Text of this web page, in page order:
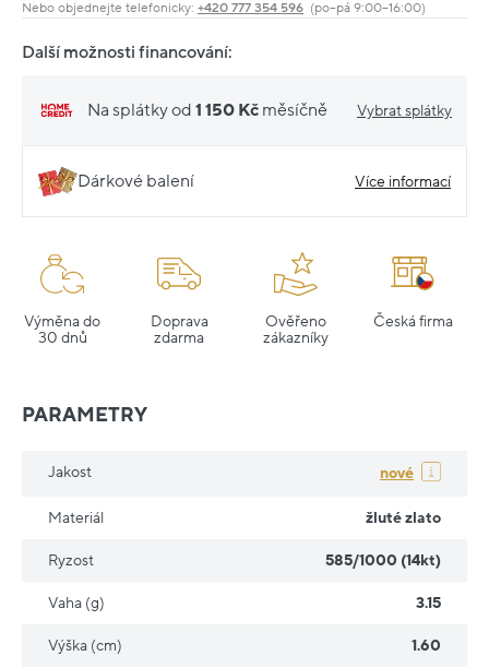
Nebo objednejte telefonicky: +420 777 354 596 (po–pá 9:00–16:00)
Další možnosti financování:
Na splátky od 1 150 Kč měsíčně Vybrat splátky
Dárkové balení Více informací
Výměna do
30 dnů
Doprava
zdarma
Ověřeno
zákazníky
Česká firma
PARAMETRY
Jakost nové
Materiál žluté zlato
Ryzost 585/1000 (14kt)
Vaha (g) 3.15
Výška (cm) 1.60